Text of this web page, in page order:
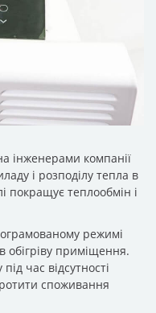
інженерами компанії
і розподілу тепла в
покращує теплообмін і
режимі
обігріву приміщення.
час відсутності
споживання